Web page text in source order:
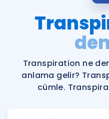
Şifremi
Katılımcı Görüşleri
Faydalı Araçlar
Ücretsiz Kaynaklar
Transpiration ne
anlama gelir?
cümle.